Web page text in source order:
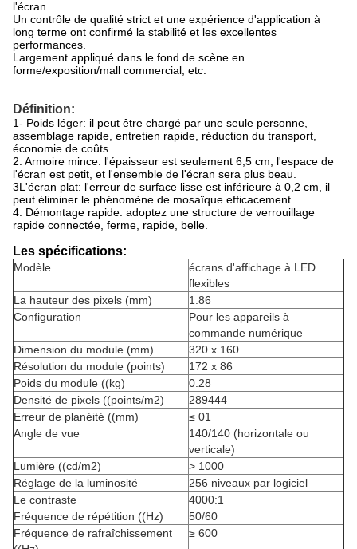
l'écran.
Un contrôle de qualité strict et une expérience d'application à
long terme ont confirmé la stabilité et les excellentes
performances.
Largement appliqué dans le fond de scène en
forme/exposition/mall commercial, etc.
Définition:
1- Poids léger: il peut être chargé par une seule personne,
assemblage rapide, entretien rapide, réduction du transport,
économie de coûts.
2. Armoire mince: l'épaisseur est seulement 6,5 cm, l'espace de
l'écran est petit, et l'ensemble de l'écran sera plus beau.
3L'écran plat: l'erreur de surface lisse est inférieure à 0,2 cm, il
peut éliminer le phénomène de mosaïque.efficacement.
4. Démontage rapide: adoptez une structure de verrouillage
rapide connectée, ferme, rapide, belle.
Les spécifications:
Modèle
écrans d'affichage à LED
flexibles
La hauteur des pixels (mm)
1.86
Configuration
Pour les appareils à
commande numérique
Dimension du module (mm)
320 x 160
Résolution du module (points)
172 x 86
Poids du module ((kg)
0.28
Densité de pixels ((points/m2)
289444
Erreur de planéité ((mm)
≤ 01
Angle de vue
140/140 (horizontale ou
verticale)
Lumière ((cd/m2)
> 1000
Réglage de la luminosité
256 niveaux par logiciel
Le contraste
4000:1
Fréquence de répétition ((Hz)
50/60
Fréquence de rafraîchissement
≥ 600